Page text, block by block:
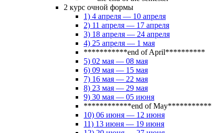
2 курс очной формы
1) 4 апреля — 10 апреля
2) 11 апреля — 17 апреля
3) 18 апреля — 24 апреля
4) 25 апреля — 1 мая
***********end of April**********
5) 02 мая — 08 мая
6) 09 мая — 15 мая
7) 16 мая — 22 мая
8) 23 мая — 29 мая
9) 30 мая — 05 июня
************end of May***********
10) 06 июня — 12 июня
11) 13 июня — 19 июня